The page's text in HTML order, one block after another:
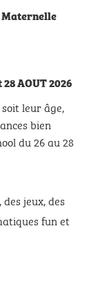
28 AOUT 2026
leur âge,
bien
du 26 au 28
jeux, des
fun et